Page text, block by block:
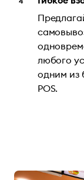
любого
одним из
POS.